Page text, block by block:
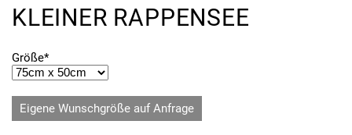
KLEINER RAPPENSEE
Pflichtfeld
Größe*
Eigene Wunschgröße auf Anfrage